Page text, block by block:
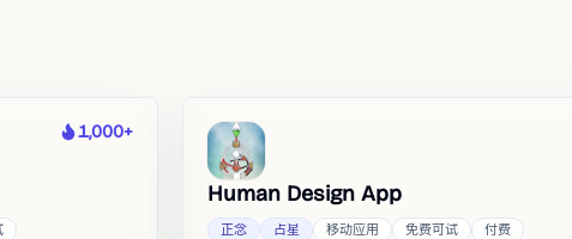
热度
1,000+
Human Design App
正念 占星 移动应用 免费可试 付费